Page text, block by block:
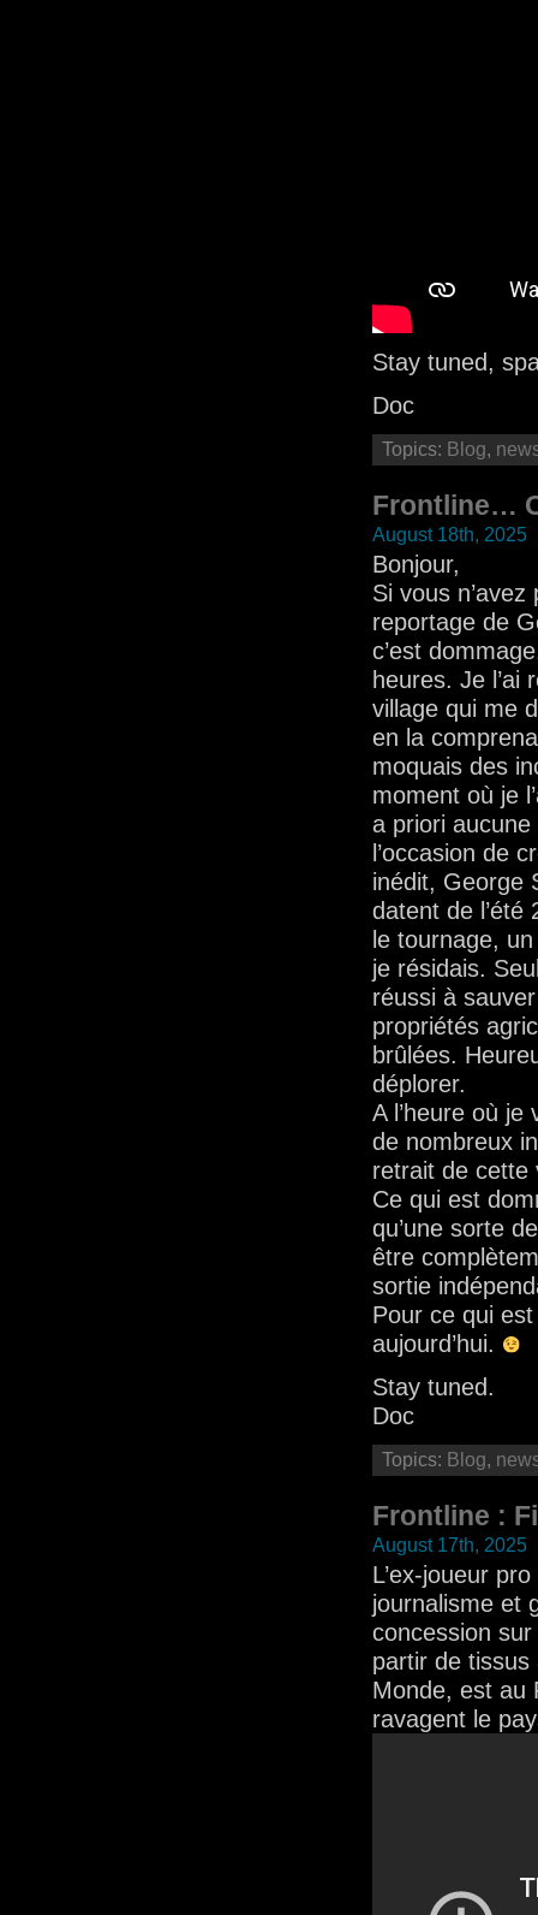
Stay tuned,
Doc
Topics: Blog,
Frontline…
August 18th, 2025
Bonjour,
Si vous
reportage de
c’est
heures. Je l’ai
village qui me
en la
moquais des
moment où je
a priori aucune
l’occasion de
inédit, George
datent de l’été
le tournage,
je résidais.
réussi à
propriétés
brûlées.
déplorer.
A l’heure où
de nombreux
retrait de cette
Ce qui est
qu’une sorte
être
sortie
Pour ce qui
aujourd’hui.
Stay tuned.
Doc
Topics: Blog,
Frontline :
August 17th, 2025
L’ex-joueur
journalisme et
concession
partir de tissus
Monde, est au
ravagent le